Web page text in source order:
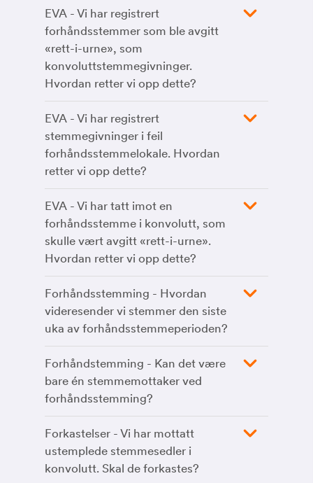
EVA - Vi har registrert
forhåndsstemmer som ble avgitt
«rett-i-urne», som
konvoluttstemmegivninger.
Hvordan retter vi opp dette?
EVA - Vi har registrert
stemmegivninger i feil
forhåndsstemmelokale. Hvordan
retter vi opp dette?
EVA - Vi har tatt imot en
forhåndsstemme i konvolutt, som
skulle vært avgitt «rett-i-urne».
Hvordan retter vi opp dette?
Forhåndsstemming - Hvordan
videresender vi stemmer den siste
uka av forhåndsstemmeperioden?
Forhåndstemming - Kan det være
bare én stemmemottaker ved
forhåndsstemming?
Forkastelser - Vi har mottatt
ustemplede stemmesedler i
konvolutt. Skal de forkastes?